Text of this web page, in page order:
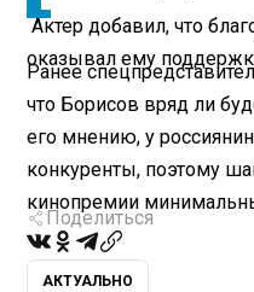
Актер добавил, что
оказывал ему
Ранее
что Борисов вряд ли
его мнению, у
конкуренты, поэтому
кинопремии
Поделиться
АКТУАЛЬНО